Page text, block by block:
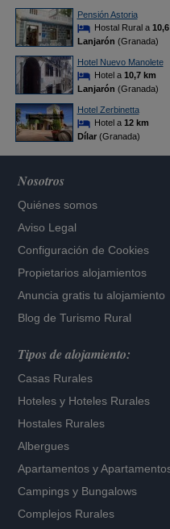
Pensión Astoria
Hostal Rural a
Lanjarón (Granada)
Hotel Nuevo Manolete
Hotel a 10,7 km
Lanjarón (Granada)
Hotel Zerbinetta
Hotel a 12 km
Dílar(Granada)
Nosotros
Quiénes somos
Aviso Legal
Configuración de Cookies
Propietarios alojamientos
Anuncia gratis tu alojamiento
Blog de Turismo Rural
Tipos de alojamiento:
Casas Rurales
Hoteles y Hoteles Rurales
Hostales Rurales
Albergues
Apartamentos y
Campings y Bungalows
Complejos Rurales